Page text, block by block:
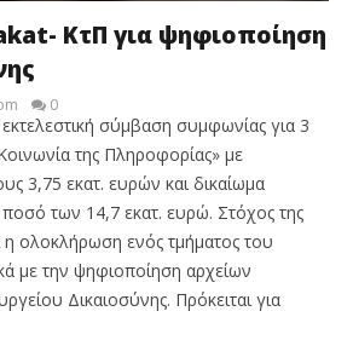
ΚτΠ για ψηφιοποίηση
0
σύμβαση συμφωνίας για 3
της Πληροφορίας» με
3,75 εκατ. ευρών και δικαίωμα
ποσό των 14,7 εκατ. ευρώ. Στόχος της
ολοκλήρωση ενός τμήματος του
με την ψηφιοποίηση αρχείων
Δικαιοσύνης. Πρόκειται για